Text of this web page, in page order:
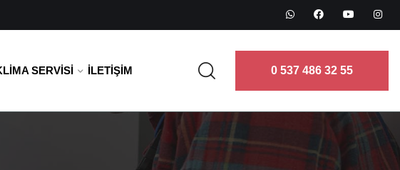
SERVISI İLETIŞIM 0 537 486 32 55